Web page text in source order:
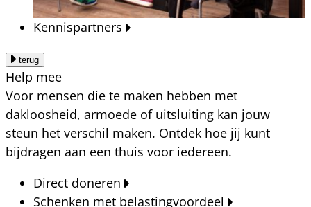
Kennispartners
terug
Help mee
Voor mensen die te maken hebben met
dakloosheid, armoede of uitsluiting kan jouw
steun het verschil maken. Ontdek hoe jij kunt
bijdragen aan een thuis voor iedereen.
Direct doneren
Schenken met belastingvoordeel